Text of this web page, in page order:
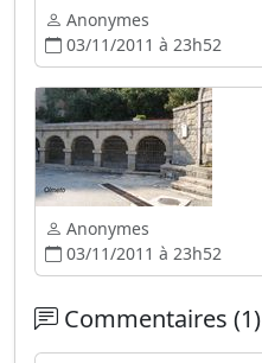
Anonymes
03/11/2011 à 23h52
Anonymes
03/11/2011 à 23h52
Commentaires (1)